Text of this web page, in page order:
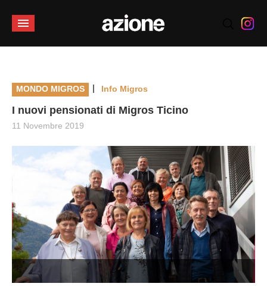
MONDO MIGROS | Info Migros
I nuovi pensionati di Migros Ticino
11 Novembre 2019